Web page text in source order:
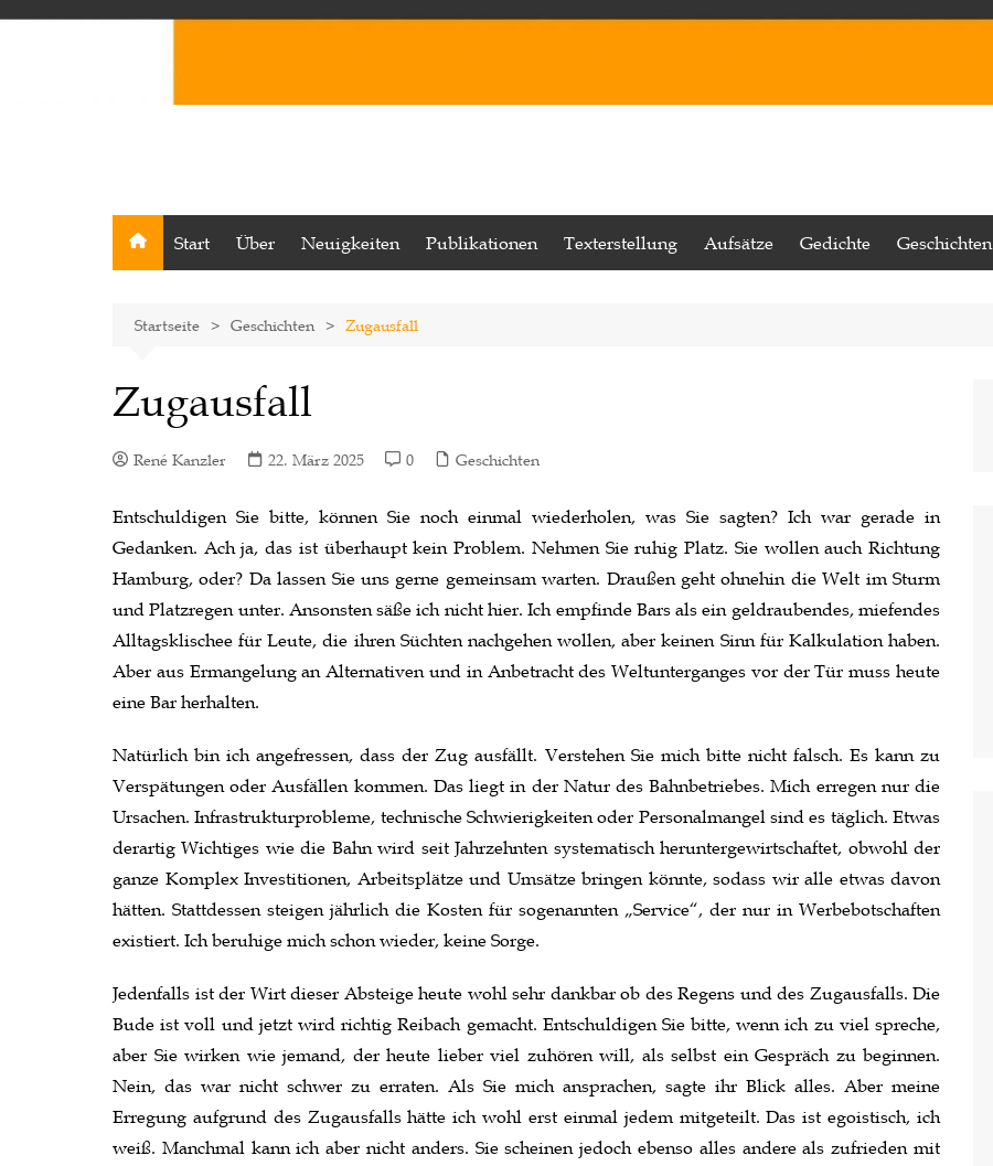
Start Über Neuigkeiten Publikationen Texterstellung Aufsätze Gedichte Geschichten
Startseite Geschichten Zugausfall
Zugausfall
René Kanzler 22. März 2025 0 Geschichten
Entschuldigen Sie bitte, können Sie noch einmal wiederholen, was Sie sagten? Ich war gerade in
Gedanken. Ach ja, das ist überhaupt kein Problem. Nehmen Sie ruhig Platz. Sie wollen auch Richtung
Hamburg, oder? Da lassen Sie uns gerne gemeinsam warten. Draußen geht ohnehin die Welt im Sturm
und Platzregen unter. Ansonsten säße ich nicht hier. Ich empfinde Bars als ein geldraubendes, miefendes
Alltagsklischee für Leute, die ihren Süchten nachgehen wollen, aber keinen Sinn für Kalkulation haben.
Aber aus Ermangelung an Alternativen und in Anbetracht des Weltunterganges vor der Tür muss heute
eine Bar herhalten.
Natürlich bin ich angefressen, dass der Zug ausfällt. Verstehen Sie mich bitte nicht falsch. Es kann zu
Verspätungen oder Ausfällen kommen. Das liegt in der Natur des Bahnbetriebes. Mich erregen nur die
Ursachen. Infrastrukturprobleme, technische Schwierigkeiten oder Personalmangel sind es täglich. Etwas
derartig Wichtiges wie die Bahn wird seit Jahrzehnten systematisch heruntergewirtschaftet, obwohl der
ganze Komplex Investitionen, Arbeitsplätze und Umsätze bringen könnte, sodass wir alle etwas davon
hätten. Stattdessen steigen jährlich die Kosten für sogenannten „Service“, der nur in Werbebotschaften
existiert. Ich beruhige mich schon wieder, keine Sorge.
Jedenfalls ist der Wirt dieser Absteige heute wohl sehr dankbar ob des Regens und des Zugausfalls. Die
Bude ist voll und jetzt wird richtig Reibach gemacht. Entschuldigen Sie bitte, wenn ich zu viel spreche,
aber Sie wirken wie jemand, der heute lieber viel zuhören will, als selbst ein Gespräch zu beginnen.
Nein, das war nicht schwer zu erraten. Als Sie mich ansprachen, sagte ihr Blick alles. Aber meine
Erregung aufgrund des Zugausfalls hätte ich wohl erst einmal jedem mitgeteilt. Das ist egoistisch, ich
weiß. Manchmal kann ich aber nicht anders. Sie scheinen jedoch ebenso alles andere als zufrieden mit